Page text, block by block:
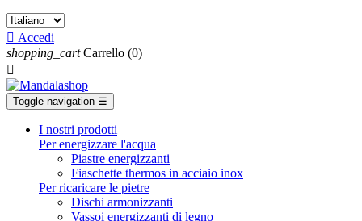
 Accedi
shopping_cart Carrello (0)

Toggle navigation ☰
I nostri prodotti
Per energizzare l'acqua
Piastre energizzanti
Fiaschette thermos in acciaio inox
Per ricaricare le pietre
Dischi armonizzanti
Vassoi energizzanti di legno